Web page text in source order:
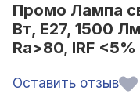
Промо Лампа
Вт, Е27, 1500
Ra>80, IRF <5%
Оставить отзыв